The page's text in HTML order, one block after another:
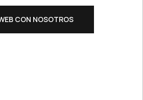
CON NOSOTROS